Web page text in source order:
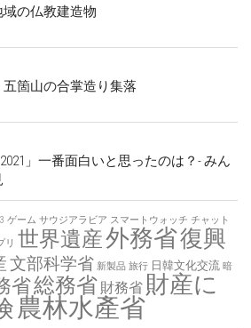
の仏教建造物
五箇山の合掌造り集落
2021」一番面白いと思ったのは？- みん
ゲーム サウジアラビア スマートウォッチ チャット
リ 世界遺産外務省復興
文部科学省 新製品 旅行 日韓文化交流 暗
省総務省 財務省 財産に
農林水產省